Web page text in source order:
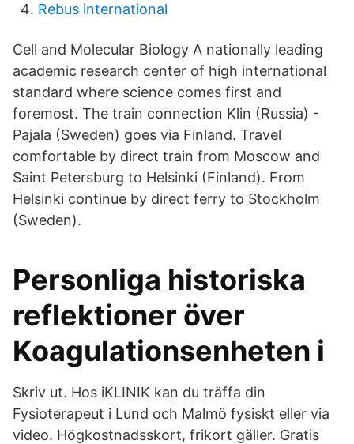
Rebus international
Cell and Molecular Biology A nationally leading
academic research center of high international
standard where science comes first and
foremost. The train connection Klin (Russia) -
Pajala (Sweden) goes via Finland. Travel
comfortable by direct train from Moscow and
Saint Petersburg to Helsinki (Finland). From
Helsinki continue by direct ferry to Stockholm
(Sweden).
Personliga historiska
reflektioner över
Koagulationsenheten i
Skriv ut. Hos iKLINIK kan du träffa din
Fysioterapeut i Lund och Malmö fysiskt eller via
video. Högkostnadsskort, frikort gäller. Gratis